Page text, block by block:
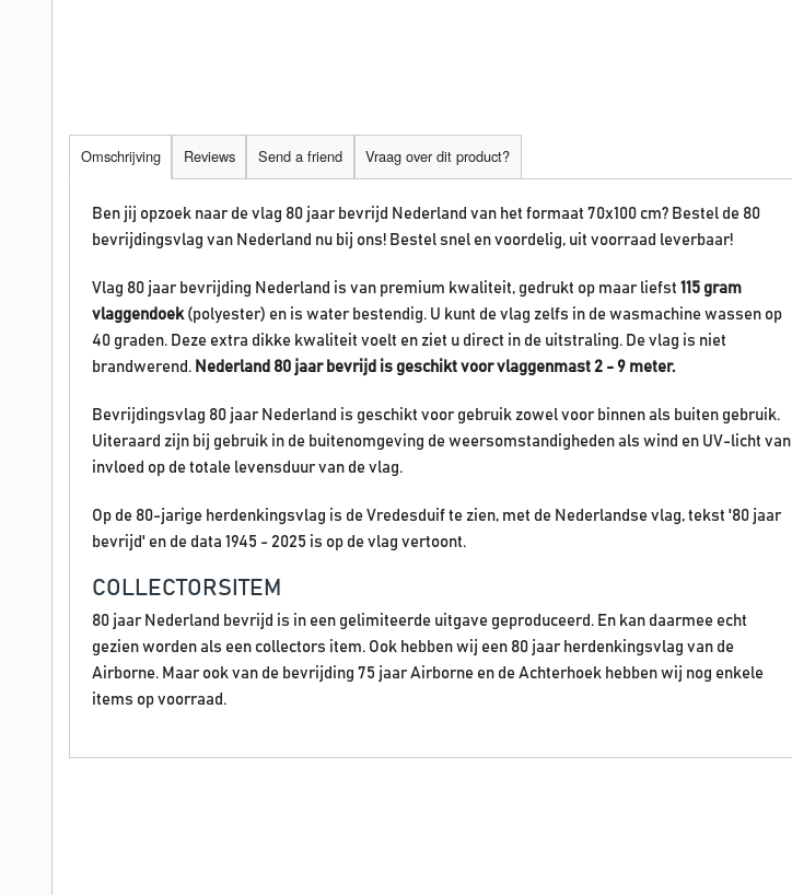
Omschrijving Reviews Send a friend Vraag over dit product?
Ben jij opzoek naar de vlag 80 jaar bevrijd Nederland van het formaat 70x100 cm? Bestel de 80
bevrijdingsvlag van Nederland nu bij ons! Bestel snel en voordelig, uit voorraad leverbaar!
Vlag 80 jaar bevrijding Nederland is van premium kwaliteit, gedrukt op maar liefst 115 gram
vlaggendoek(polyester) en is water bestendig. U kunt de vlag zelfs in de wasmachine wassen op
40 graden. Deze extra dikke kwaliteit voelt en ziet u direct in de uitstraling. De vlag is niet
brandwerend. Nederland 80 jaar bevrijd is geschikt voor vlaggenmast 2 - 9 meter.
Bevrijdingsvlag 80 jaar Nederland is geschikt voor gebruik zowel voor binnen als buiten gebruik.
Uiteraard zijn bij gebruik in de buitenomgeving de weersomstandigheden als wind en UV-licht van
invloed op de totale levensduur van de vlag.
Op de 80-jarige herdenkingsvlag is de Vredesduif te zien, met de Nederlandse vlag, tekst '80 jaar
bevrijd' en de data 1945 - 2025 is op de vlag vertoont.
COLLECTORSITEM
80 jaar Nederland bevrijd is in een gelimiteerde uitgave geproduceerd. En kan daarmee echt
gezien worden als een collectors item. Ook hebben wij een 80 jaar herdenkingsvlag van de
Airborne. Maar ook van de bevrijding 75 jaar Airborne en de Achterhoek hebben wij nog enkele
items op voorraad.